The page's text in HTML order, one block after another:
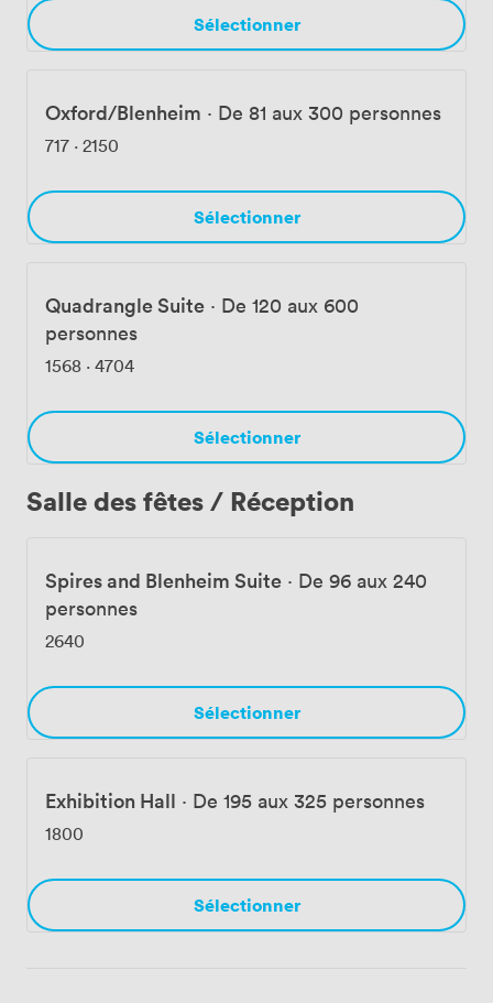
Sélectionner
Oxford/Blenheim · De 81 aux 300 personnes
717 · 2150
Sélectionner
Quadrangle Suite · De 120 aux 600
personnes
1568 · 4704
Sélectionner
Salle des fêtes / Réception
Spires and Blenheim Suite · De 96 aux 240
personnes
2640
Sélectionner
Exhibition Hall · De 195 aux 325 personnes
1800
Sélectionner